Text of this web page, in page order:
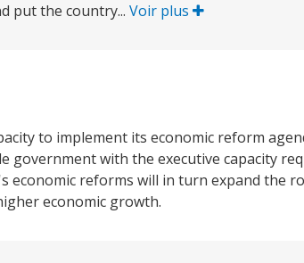
put the country... Voir plus
to implement its economic reform
government with the executive capacity
economic reforms will in turn expand the
economic growth.